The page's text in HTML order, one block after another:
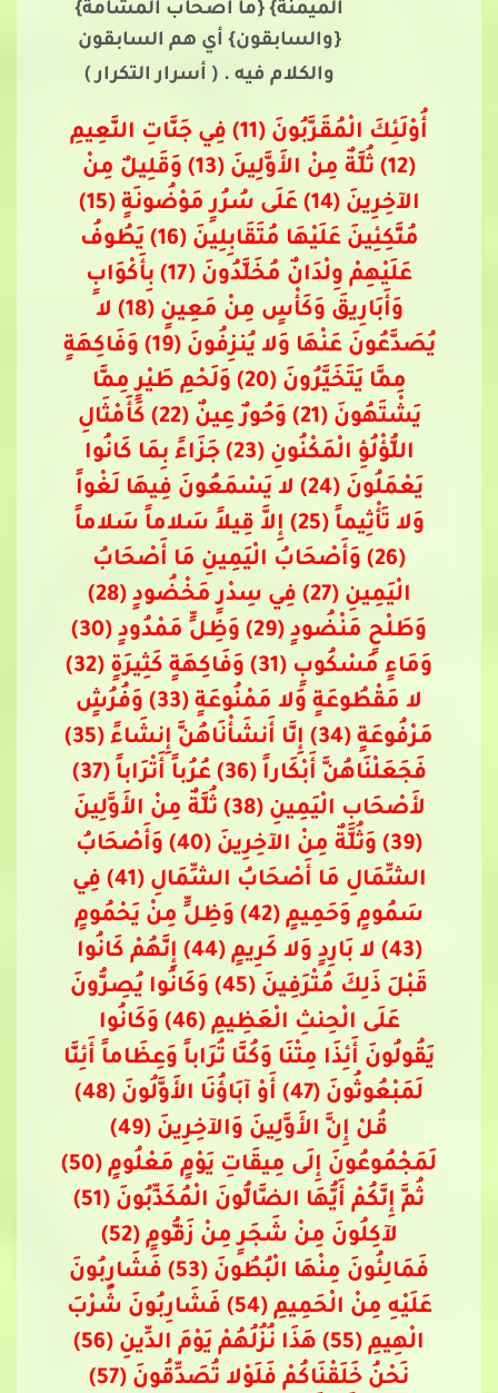
الميمنة} {ما أصحاب المشأمة}
{والسابقون} أي هم السابقون
والكلام فيه . ( أسرار التكرار )
أُوْلَئِكَ الْمُقَرَّبُونَ (11) فِي جَنَّاتِ النَّعِيمِ
(12) ثُلَّةٌ مِنْ الأَوَّلِينَ (13) وَقَلِيلٌ مِنْ
الآخِرِينَ (14) عَلَى سُرُرٍ مَوْضُونَةٍ (15)
مُتَّكِئِينَ عَلَيْهَا مُتَقَابِلِينَ (16) يَطُوفُ
عَلَيْهِمْ وِلْدَانٌ مُخَلَّدُونَ (17) بِأَكْوَابٍ
وَأَبَارِيقَ وَكَأْسٍ مِنْ مَعِينٍ (18) لا
يُصَدَّعُونَ عَنْهَا وَلا يُنزِفُونَ (19) وَفَاكِهَةٍ
مِمَّا يَتَخَيَّرُونَ (20) وَلَحْمِ طَيْرٍ مِمَّا
يَشْتَهُونَ (21) وَحُورٌ عِينٌ (22) كَأَمْثَالِ
اللُّؤْلُؤِ الْمَكْنُونِ (23) جَزَاءً بِمَا كَانُوا
يَعْمَلُونَ (24) لا يَسْمَعُونَ فِيهَا لَغْواً
وَلا تَأْثِيماً (25) إِلاَّ قِيلاً سَلاماً سَلاماً
(26) وَأَصْحَابُ الْيَمِينِ مَا أَصْحَابُ
الْيَمِينِ (27) فِي سِدْرٍ مَخْضُودٍ (28)
وَطَلْحٍ مَنْضُودٍ (29) وَظِلٍّ مَمْدُودٍ (30)
وَمَاءٍ مَسْكُوبٍ (31) وَفَاكِهَةٍ كَثِيرَةٍ (32)
لا مَقْطُوعَةٍ وَلا مَمْنُوعَةٍ (33) وَفُرُشٍ
مَرْفُوعَةٍ (34) إِنَّا أَنشَأْنَاهُنَّ إِنشَاءً (35)
فَجَعَلْنَاهُنَّ أَبْكَاراً (36) عُرُباً أَتْرَاباً (37)
لأَصْحَابِ الْيَمِينِ (38) ثُلَّةٌ مِنْ الأَوَّلِينَ
(39) وَثُلَّةٌ مِنْ الآخِرِينَ (40) وَأَصْحَابُ
الشِّمَالِ مَا أَصْحَابُ الشِّمَالِ (41) فِي
سَمُومٍ وَحَمِيمٍ (42) وَظِلٍّ مِنْ يَحْمُومٍ
(43) لا بَارِدٍ وَلا كَرِيمٍ (44) إِنَّهُمْ كَانُوا
قَبْلَ ذَلِكَ مُتْرَفِينَ (45) وَكَانُوا يُصِرُّونَ
عَلَى الْحِنثِ الْعَظِيمِ (46) وَكَانُوا
يَقُولُونَ أَئِذَا مِتْنَا وَكُنَّا تُرَاباً وَعِظَاماً أَئِنَّا
لَمَبْعُوثُونَ (47) أَوْ آبَاؤُنَا الأَوَّلُونَ (48)
قُلْ إِنَّ الأَوَّلِينَ وَالآخِرِينَ (49)
لَمَجْمُوعُونَ إِلَى مِيقَاتِ يَوْمٍ مَعْلُومٍ (50)
ثُمَّ إِنَّكُمْ أَيُّهَا الضَّالُّونَ الْمُكَذِّبُونَ (51)
لآكِلُونَ مِنْ شَجَرٍ مِنْ زَقُّومٍ (52)
فَمَالِئُونَ مِنْهَا الْبُطُونَ (53) فَشَارِبُونَ
عَلَيْهِ مِنْ الْحَمِيمِ (54) فَشَارِبُونَ شُرْبَ
الْهِيمِ (55) هَذَا نُزُلُهُمْ يَوْمَ الدِّينِ (56)
نَحْنُ خَلَقْنَاكُمْ فَلَوْلا تُصَدِّقُونَ (57)